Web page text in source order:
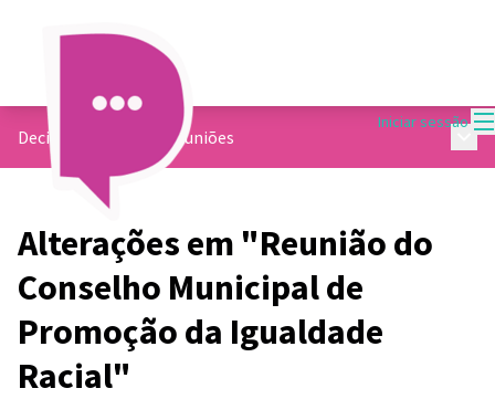
Iniciar sessão
Decide Contagem Reuniões
Alterações em "Reunião do
Conselho Municipal de
Promoção da Igualdade
Racial"